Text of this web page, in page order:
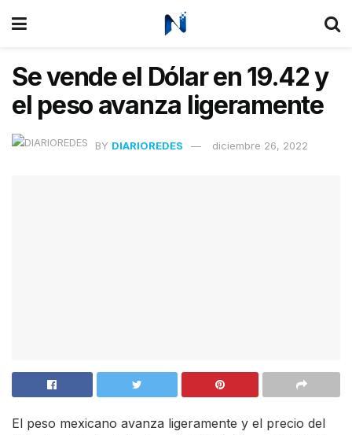
Se vende el Dólar en 19.42 y
el peso avanza ligeramente
BY DIARIOREDES diciembre 26, 2022
El peso mexicano avanza ligeramente y el precio del